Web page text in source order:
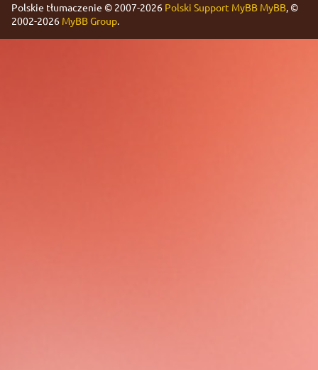
Polskie tłumaczenie © 2007-2026 Polski Support MyBB MyBB, ©
2002-2026 MyBB Group.